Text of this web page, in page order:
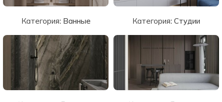
Категория: Ванные Категория: Студии